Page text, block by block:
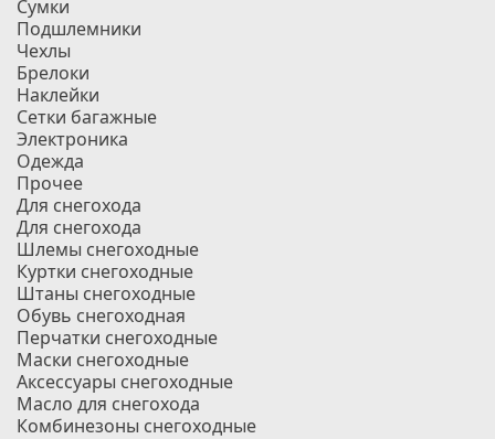
Сумки
Подшлемники
Чехлы
Брелоки
Наклейки
Сетки багажные
Электроника
Одежда
Прочее
Для снегохода
Для снегохода
Шлемы снегоходные
Куртки снегоходные
Штаны снегоходные
Обувь снегоходная
Перчатки снегоходные
Маски снегоходные
Аксессуары снегоходные
Масло для снегохода
Комбинезоны снегоходные